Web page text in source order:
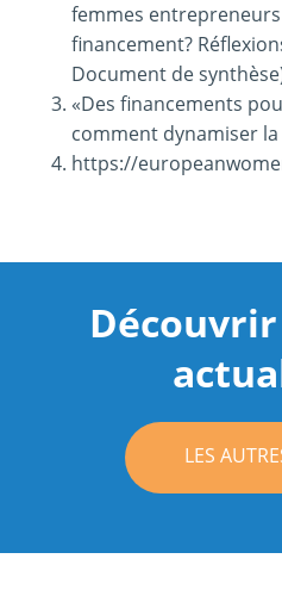
femmes
financement?
Document de
«Des financements
comment dynamiser la
https://
LES